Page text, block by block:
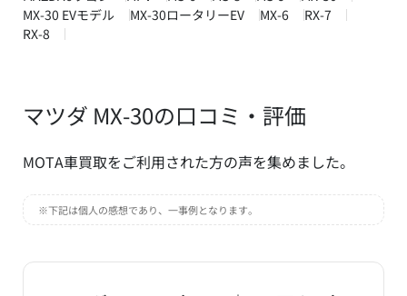
MX-30 EVモデル
MX-30ロータリーEV MX-6
RX-7
RX-8
マツダ MX-30の口コミ・評価
MOTA車買取をご利用された方の声を集めました。
※下記は個人の感想であり、一事例となります。